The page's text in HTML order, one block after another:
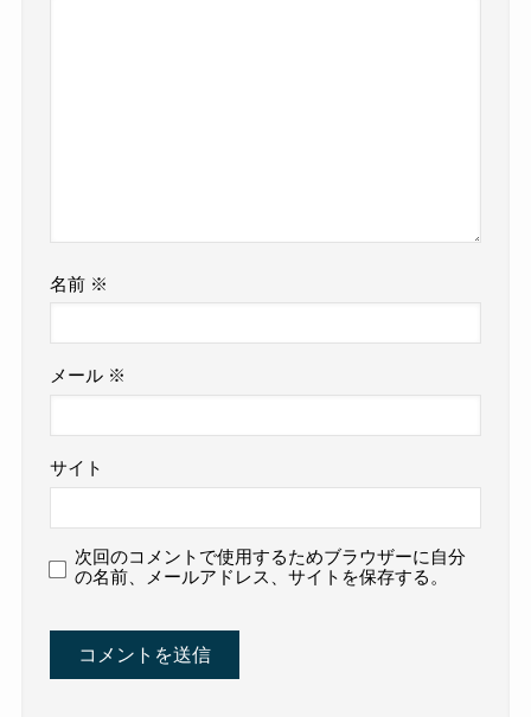
名前 ※
メール ※
サイト
次回のコメントで使用するためブラウザーに自分
の名前、メールアドレス、サイトを保存する。